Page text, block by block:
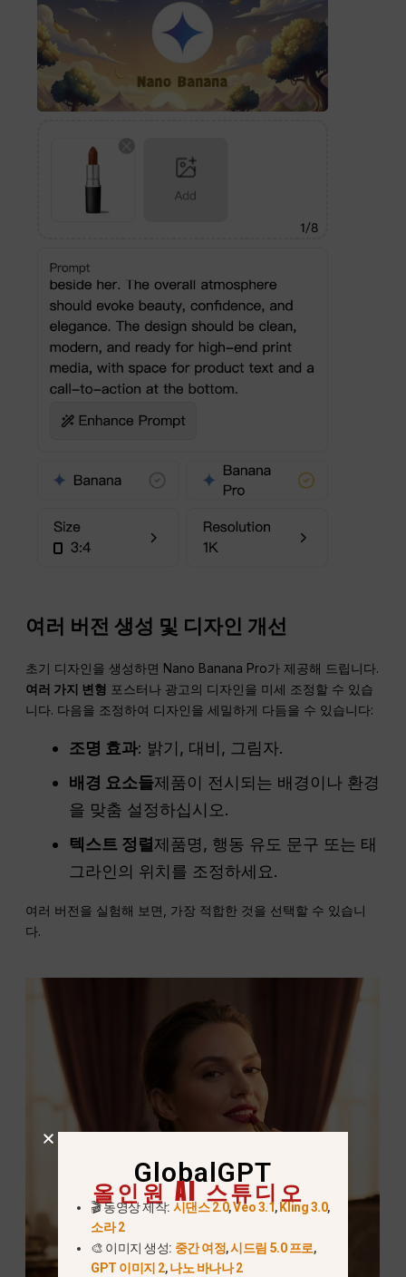
여러 버전 생성 및 디자인 개선
초기 디자인을 생성하면 Nano Banana Pro가 제공해 드립니다.
여러 가지 변형 포스터나 광고의 디자인을 미세 조정할 수 있습
니다. 다음을 조정하여 디자인을 세밀하게 다듬을 수 있습니다:
조명 효과: 밝기, 대비, 그림자.
배경 요소들제품이 전시되는 배경이나 환경
을 맞춤 설정하십시오.
텍스트 정렬제품명, 행동 유도 문구 또는 태
그라인의 위치를 조정하세요.
여러 버전을 실험해 보면, 가장 적합한 것을 선택할 수 있습니
다.
GlobalGPT
올인원 AI 스튜디오
🎬 동영상 제작: 시댄스 2.0,Veo 3.1, Kling 3.0,
소라 2
🎨 이미지 생성: 중간 여정,시드림 5.0 프로,
GPT 이미지 2,나노 바나나 2